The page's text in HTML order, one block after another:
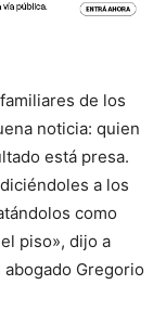
de los
noticia: quien
está presa.
a los
como
piso», dijo a
Gregorio